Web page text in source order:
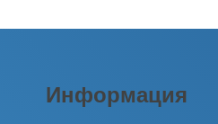
Информация